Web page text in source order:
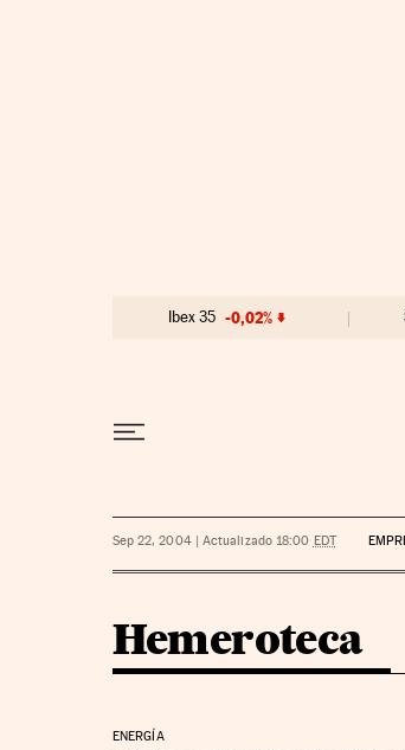
Ibex 35 -0,02%
Sep 22, 2004 | Actualizado 18:00 EDT
Hemeroteca
ENERGÍA